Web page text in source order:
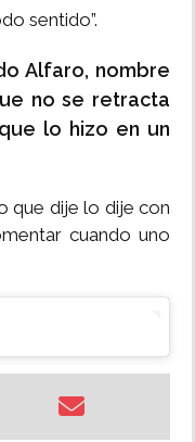
sentido”.
Alfaro, nombre
no se retracta
lo hizo en un
que dije lo dije con
cuando uno